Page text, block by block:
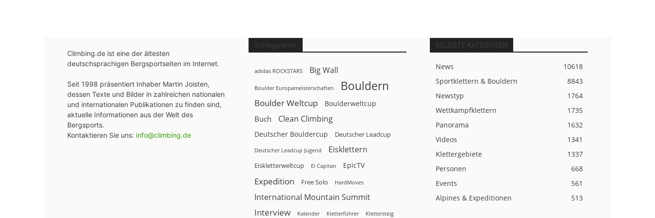
Climbing.de ist eine der ältesten
deutschsprachigen Bergsportseiten im Internet.
Seit 1998 präsentiert Inhaber Martin Joisten,
dessen Texte und Bilder in zahlreichen nationalen
und internationalen Publikationen zu finden sind,
aktuelle Informationen aus der Welt des
Bergsports.
Kontaktieren Sie uns: info@climbing.de
Schlagwörter
adidas ROCKSTARS Big Wall
Boulder Europameisterschaften Bouldern
Boulder Weltcup Boulderweltcup
Buch Clean Climbing
Deutscher Bouldercup Deutscher Leadcup
Deutscher Leadcup Jugend Eisklettern
Eiskletterweltcup El Capitan EpicTV
Expedition Free Solo HardMoves
International Mountain Summit
Interview Kalender Kletterführer Klettersteig
BELIEBTE KATEGORIEN
News
10618
Sportklettern & Bouldern
8843
Newstyp
1764
Wettkampfklettern
1735
Panorama
1632
Videos
1341
Klettergebiete
1337
Personen
668
Events
561
Alpines & Expeditionen
513